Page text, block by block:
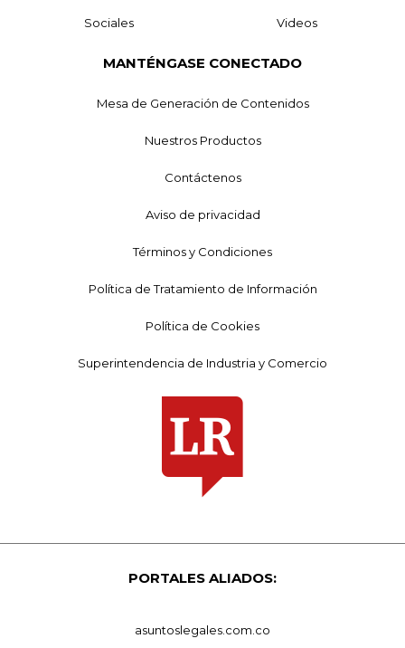
Sociales Videos
MANTÉNGASE CONECTADO
Mesa de Generación de Contenidos
Nuestros Productos
Contáctenos
Aviso de privacidad
Términos y Condiciones
Política de Tratamiento de Información
Política de Cookies
Superintendencia de Industria y Comercio
PORTALES ALIADOS:
asuntoslegales.com.co